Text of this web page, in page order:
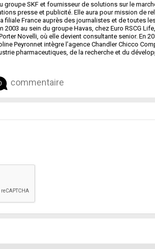
groupe SKF et fournisseur de solutions sur le
presse et publicité. Elle aura pour mission de
filiale France auprès des journalistes et de toutes
2003 au sein du groupe Havas, chez Euro RSCG
Novelli, où elle devient consultante senior. En
Peyronnet intègre l’agence Chandler Chicco
pharmaceutiques, de la recherche et du
commentaire